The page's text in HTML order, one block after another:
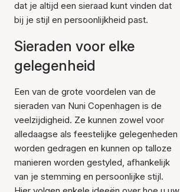
dat je altijd een sieraad kunt vinden dat
bij je stijl en persoonlijkheid past.
Sieraden voor elke
gelegenheid
Een van de grote voordelen van de
sieraden van Nuni Copenhagen is de
veelzijdigheid. Ze kunnen zowel voor
alledaagse als feestelijke gelegenheden
worden gedragen en kunnen op talloze
manieren worden gestyled, afhankelijk
van je stemming en persoonlijke stijl.